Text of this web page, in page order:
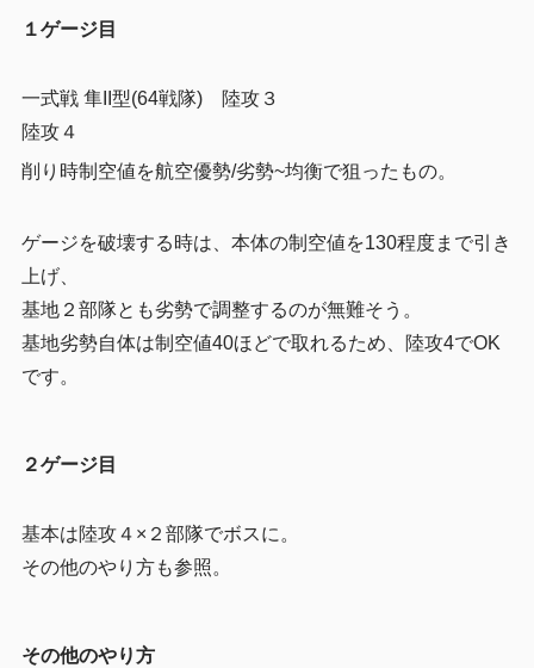
１ゲージ目
一式戦 隼II型(64戦隊) 陸攻３
陸攻４
削り時制空値を航空優勢/劣勢~均衡で狙ったもの。
ゲージを破壊する時は、本体の制空値を130程度まで引き
上げ、
基地２部隊とも劣勢で調整するのが無難そう。
基地劣勢自体は制空値40ほどで取れるため、陸攻4でOK
です。
２ゲージ目
基本は陸攻４×２部隊でボスに。
その他のやり方も参照。
その他のやり方